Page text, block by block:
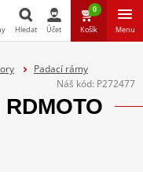
Hledat
Hledat Účet
0
Košík Menu
Padací rámy
Náš kód: P272477